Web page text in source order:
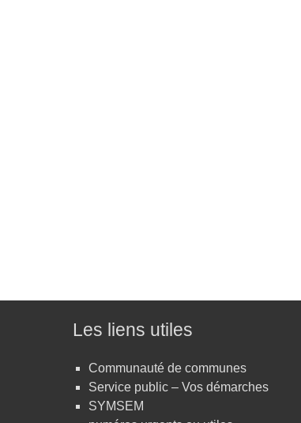
Les liens utiles
Communauté de communes
Service public – Vos démarches
SYMSEM